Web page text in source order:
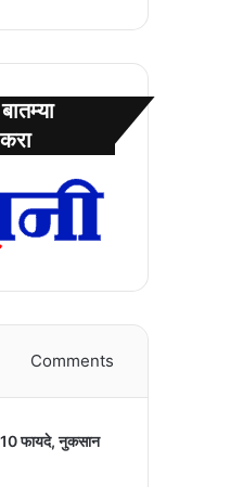
Comments
10 फायदे, नुकसान